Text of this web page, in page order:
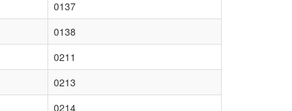
0137
0138
0211
0213
0214